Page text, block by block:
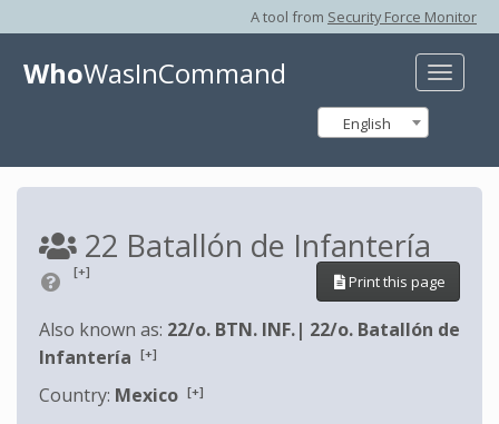
A tool from Security Force Monitor
Toggle
WhoWasInCommand
English
22 Batallón de Infantería
[+]
Print this page
Also known as: 22/o. BTN. INF.| 22/o. Batallón de
Infantería [+]
Country: Mexico [+]